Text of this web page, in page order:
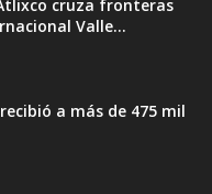
cruza fronteras
Valle...
a más de 475 mil